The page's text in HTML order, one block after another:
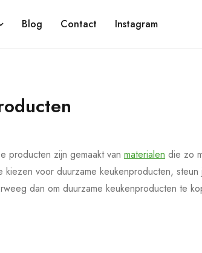
Blog Contact Instagram
producten zijn gemaakt van materialen die zo
voor duurzame keukenproducten, steun
dan om duurzame keukenproducten te